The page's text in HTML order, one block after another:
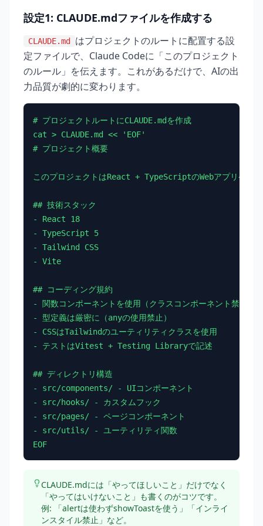
設定1: CLAUDE.mdファイルを作成する
CLAUDE.md
はプロジェクトのルートに配置する設
定ファイルで、Claude Codeに「このプロジェクト
のルール」を伝えます。これがあるだけで、AIの出
力品質が劇的に変わります。
# プロジェクトルートにCLAUDE.mdを作成
cat > CLAUDE.md << 'EOF'
# プロジェクト概要
このプロジェクトはReact + TypeScriptのWebアプリケー
## 技術スタック
- React 18
- TypeScript 5
- Tailwind CSS
- Vite
## コーディング規約
- 関数コンポーネントを使用（クラスコンポーネント禁止）
- 型定義は厳密に（anyの使用禁止）
- CSSはTailwindのユーティリティクラスを使用
- テストはVitest + Testing Libraryで記述
## ディレクトリ構造
- src/components/ - UIコンポーネント
- src/hooks/ - カスタムフック
- src/pages/ - ページコンポーネント
- src/utils/ - ユーティリティ関数
EOF
CLAUDE.mdには「やってほしいこと」だけでなく
「やってはいけないこと」も書くのがコツです。
例: 「alertは使わずshowToastを使う」「インライ
ンスタイル禁止」など。